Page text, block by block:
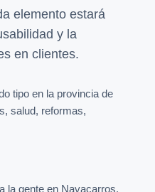
elemento estará
y la
en clientes.
tipo en la provincia de
salud, reformas,
la gente en Navacarros.